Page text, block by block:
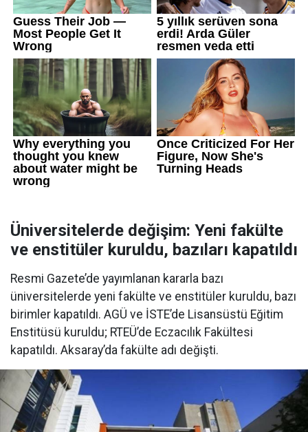
Üniversitelerde değişim: Yeni fakülte
ve enstitüler kuruldu, bazıları kapatıldı
Resmi Gazete’de yayımlanan kararla bazı
üniversitelerde yeni fakülte ve enstitüler kuruldu, bazı
birimler kapatıldı. AGÜ ve İSTE’de Lisansüstü Eğitim
Enstitüsü kuruldu; RTEÜ’de Eczacılık Fakültesi
kapatıldı. Aksaray’da fakülte adı değişti.